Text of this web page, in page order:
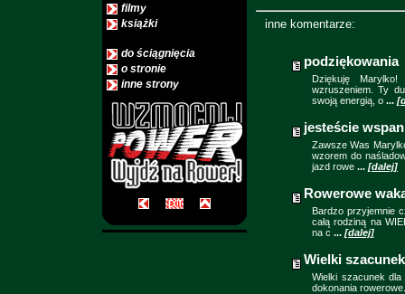
filmy
książki
do ściągnięcia
o stronie
inne strony
inne komentarze:
podziękowania
Dziękuję
wzruszeniem. Ty
swoją energią, o ...
jesteście
Zawsze Was
wzorem do
jazd rowe ... [dalej]
Rowerowe
Bardzo przyjemnie
całą rodziną na
na c ... [dalej]
Wielki
Wielki szacunek
dokonania